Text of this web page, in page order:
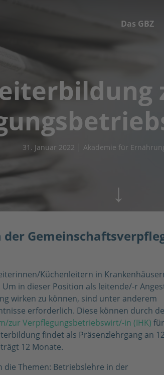
Das GBZ
31. Januar 2022 | Akademie für
↓
Küchenleitern in
in dieser Position als leitende/-r
wirken zu können, sind unter anderem
erforderlich. Diese können durch
zur Verpflegungsbetriebswirt/-in (IHK)
findet als Präsenzlehrgang an 12
12 Monate.
die Themen: Betriebslehre in der